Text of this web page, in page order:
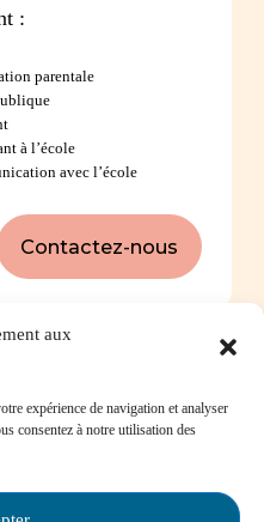
aux
expérience de navigation et analyser
consentez à notre utilisation des
:
parentale
à l’école
avec l’école
Contactez-nous
scolaire?